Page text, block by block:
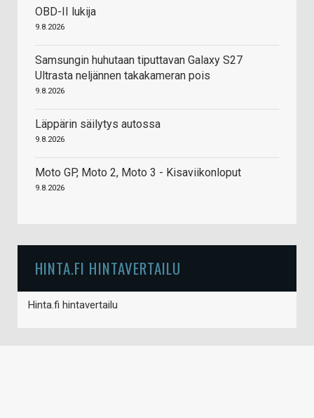
OBD-II lukija
9.8.2026
Samsungin huhutaan tiputtavan Galaxy S27
Ultrasta neljännen takakameran pois
9.8.2026
Läppärin säilytys autossa
9.8.2026
Moto GP, Moto 2, Moto 3 - Kisaviikonloput
9.8.2026
HINTA.FI HINTAVERTAILU
Hinta.fi hintavertailu